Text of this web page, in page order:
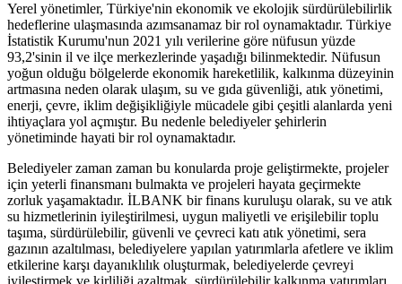
Yerel yönetimler, Türkiye'nin ekonomik ve ekolojik sürdürülebilirlik
hedeflerine ulaşmasında azımsanamaz bir rol oynamaktadır. Türkiye
İstatistik Kurumu'nun 2021 yılı verilerine göre nüfusun yüzde
93,2'sinin il ve ilçe merkezlerinde yaşadığı bilinmektedir. Nüfusun
yoğun olduğu bölgelerde ekonomik hareketlilik, kalkınma düzeyinin
artmasına neden olarak ulaşım, su ve gıda güvenliği, atık yönetimi,
enerji, çevre, iklim değişikliğiyle mücadele gibi çeşitli alanlarda yeni
ihtiyaçlara yol açmıştır. Bu nedenle belediyeler şehirlerin
yönetiminde hayati bir rol oynamaktadır.
Belediyeler zaman zaman bu konularda proje geliştirmekte, projeler
için yeterli finansmanı bulmakta ve projeleri hayata geçirmekte
zorluk yaşamaktadır. İLBANK bir finans kuruluşu olarak, su ve atık
su hizmetlerinin iyileştirilmesi, uygun maliyetli ve erişilebilir toplu
taşıma, sürdürülebilir, güvenli ve çevreci katı atık yönetimi, sera
gazının azaltılması, belediyelere yapılan yatırımlarla afetlere ve iklim
etkilerine karşı dayanıklılık oluşturmak, belediyelerde çevreyi
iyileştirmek ve kirliliği azaltmak, sürdürülebilir kalkınma yatırımları